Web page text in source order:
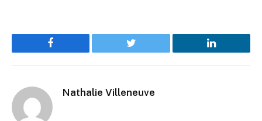
Facebook Twitter LinkedIn
Nathalie Villeneuve